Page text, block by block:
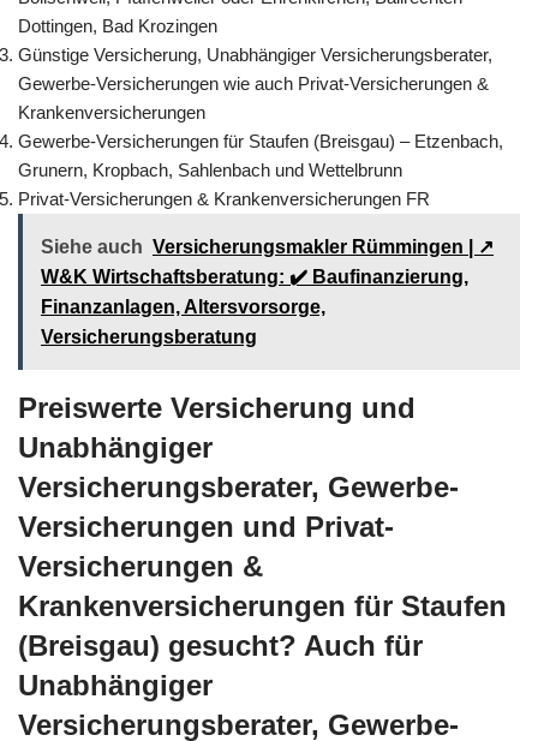
Dottingen, Bad Krozingen
Günstige Versicherung, Unabhängiger Versicherungsberater,
Gewerbe-Versicherungen wie auch Privat-Versicherungen &
Krankenversicherungen
Gewerbe-Versicherungen für Staufen (Breisgau) – Etzenbach,
Grunern, Kropbach, Sahlenbach und Wettelbrunn
Privat-Versicherungen & Krankenversicherungen FR
Siehe auch Versicherungsmakler Rümmingen | ↗️
W&K Wirtschaftsberatung: ✔️ Baufinanzierung,
Finanzanlagen, Altersvorsorge,
Versicherungsberatung
Preiswerte Versicherung und
Unabhängiger
Versicherungsberater, Gewerbe-
Versicherungen und Privat-
Versicherungen &
Krankenversicherungen für Staufen
(Breisgau) gesucht? Auch für
Unabhängiger
Versicherungsberater, Gewerbe-